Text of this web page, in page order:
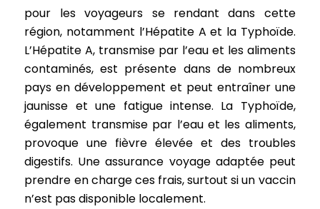
pour les voyageurs se rendant dans cette
région, notamment l’Hépatite A et la Typhoïde.
L’Hépatite A, transmise par l’eau et les aliments
contaminés, est présente dans de nombreux
pays en développement et peut entraîner une
jaunisse et une fatigue intense. La Typhoïde,
également transmise par l’eau et les aliments,
provoque une fièvre élevée et des troubles
digestifs. Une assurance voyage adaptée peut
prendre en charge ces frais, surtout si un vaccin
n’est pas disponible localement.